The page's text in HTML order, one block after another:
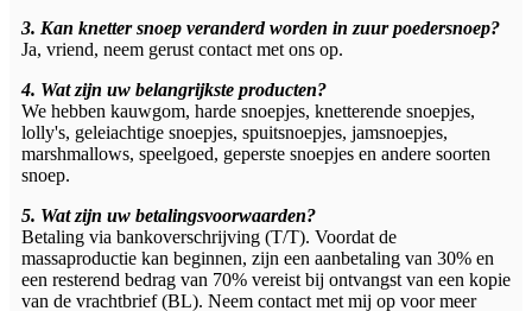
3. Kan knetter snoep veranderd worden in zuur poedersnoep?
Ja, vriend, neem gerust contact met ons op.
4. Wat zijn uw belangrijkste producten?
We hebben kauwgom, harde snoepjes, knetterende snoepjes,
lolly's, geleiachtige snoepjes, spuitsnoepjes, jamsnoepjes,
marshmallows, speelgoed, geperste snoepjes en andere soorten
snoep.
5. Wat zijn uw betalingsvoorwaarden?
Betaling via bankoverschrijving (T/T). Voordat de
massaproductie kan beginnen, zijn een aanbetaling van 30% en
een resterend bedrag van 70% vereist bij ontvangst van een kopie
van de vrachtbrief (BL). Neem contact met mij op voor meer